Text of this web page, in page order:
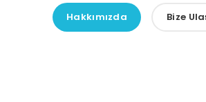
Hakkımızda Bize